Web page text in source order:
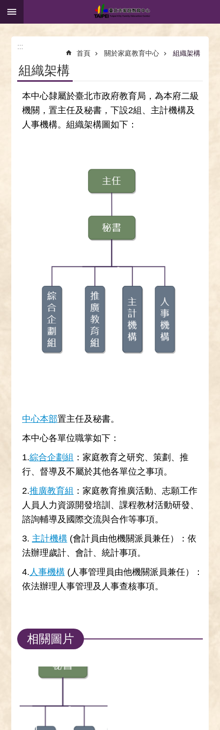
跳到主要內容區塊
:::
首頁 關於家庭教育中心 組織架構
組織架構
本中心隸屬於臺北市政府教育局，為本府二級
機關，置主任及秘書，下設2組、主計機構及
人事機構。組織架構圖如下：
中心本部置主任及秘書。
本中心各單位職掌如下：
1.綜合企劃組 ：家庭教育之研究、策劃、推
行、督導及不屬於其他各單位之事項。
2.推廣教育組 ：家庭教育推廣活動、志願工作
人員人力資源開發培訓、課程教材活動研發、
諮詢輔導及國際交流與合作等事項。
3. 主計機構 (會計員由他機關派員兼任）：依
法辦理歲計、會計、統計事項。
4. 人事機構 (人事管理員由他機關派員兼任）：
依法辦理人事管理及人事查核事項。
相關圖片